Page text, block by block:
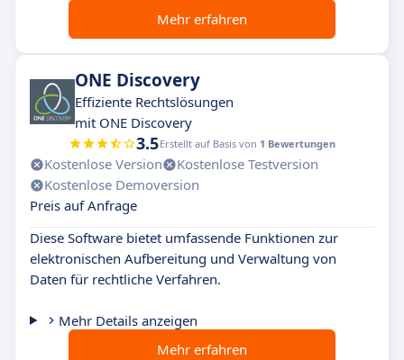
Mehr erfahren
ONE Discovery
Effiziente Rechtslösungen
mit ONE Discovery
3.5Erstellt auf Basis von 1 Bewertungen
Kostenlose Version
Kostenlose Testversion
Kostenlose Demoversion
Preis auf Anfrage
Diese Software bietet umfassende Funktionen zur
elektronischen Aufbereitung und Verwaltung von
Daten für rechtliche Verfahren.
Mehr Details anzeigen
Mehr erfahren